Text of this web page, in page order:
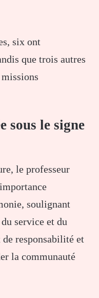
six ont
que trois autres
sous le signe
le professeur
soulignant
service et du
responsabilité et
la communauté